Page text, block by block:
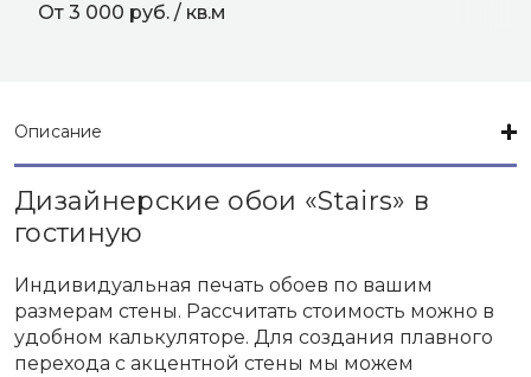
От 3 000 руб. / кв.м
Описание
Дизайнерские обои «Stairs» в
гостиную
Индивидуальная печать обоев по вашим
размерам стены. Рассчитать стоимость можно в
удобном калькуляторе. Для создания плавного
перехода с акцентной стены мы можем